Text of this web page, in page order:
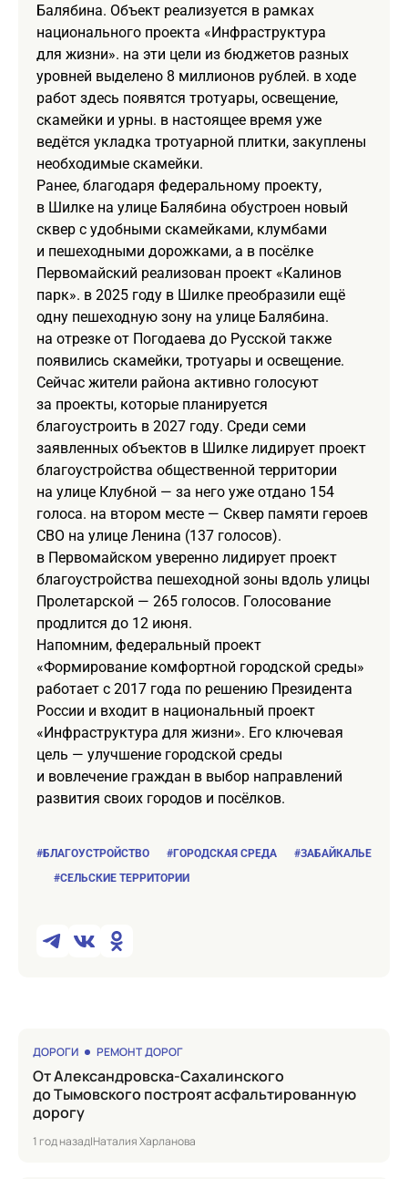
Балябина. Объект реализуется в рамках
национального проекта «Инфраструктура
для жизни». на эти цели из бюджетов разных
уровней выделено 8 миллионов рублей. в ходе
работ здесь появятся тротуары, освещение,
скамейки и урны. в настоящее время уже
ведётся укладка тротуарной плитки, закуплены
необходимые скамейки.
Ранее, благодаря федеральному проекту,
в Шилке на улице Балябина обустроен новый
сквер с удобными скамейками, клумбами
и пешеходными дорожками, а в посёлке
Первомайский реализован проект «Калинов
парк». в 2025 году в Шилке преобразили ещё
одну пешеходную зону на улице Балябина.
на отрезке от Погодаева до Русской также
появились скамейки, тротуары и освещение.
Сейчас жители района активно голосуют
за проекты, которые планируется
благоустроить в 2027 году. Среди семи
заявленных объектов в Шилке лидирует проект
благоустройства общественной территории
на улице Клубной — за него уже отдано 154
голоса. на втором месте — Сквер памяти героев
СВО на улице Ленина (137 голосов).
в Первомайском уверенно лидирует проект
благоустройства пешеходной зоны вдоль улицы
Пролетарской — 265 голосов. Голосование
продлится до 12 июня.
Напомним, федеральный проект
«Формирование комфортной городской среды»
работает с 2017 года по решению Президента
России и входит в национальный проект
«Инфраструктура для жизни». Его ключевая
цель — улучшение городской среды
и вовлечение граждан в выбор направлений
развития своих городов и посёлков.
#БЛАГОУСТРОЙСТВО #ГОРОДСКАЯ СРЕДА
#ЗАБАЙКАЛЬЕ
#СЕЛЬСКИЕ ТЕРРИТОРИИ
ДОРОГИ РЕМОНТ ДОРОГ
от Александровска-Сахалинского
до Тымовского построят асфальтированную
дорогу
1 год назад|Наталия Харланова